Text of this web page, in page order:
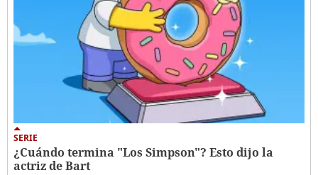
SERIE
¿Cuándo termina "Los Simpson"? Esto dijo la
actriz de Bart